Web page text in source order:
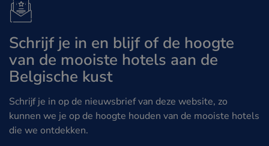
Schrijf je in en blijf of de hoogte
van de mooiste hotels aan de
Belgische kust
Schrijf je in op de nieuwsbrief van deze website, zo
kunnen we je op de hoogte houden van de mooiste hotels
die we ontdekken.